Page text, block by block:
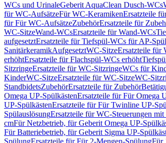
WCs und UrinaleGeberit AquaClean Dusch-WCs
für WC-AufsätzeFür WC-KeramikenErsatzteile
für Für WC-AufsätzeZubehörErsatzteile für
WC-SitzeWand-WCsErsatzteile für Wand-WCs
aufgesetztErsatzteile für Tiefspül-WCs für AP-
SanitärkeramikAufgesetztWC-SitzeErsatzteile für
erhöhtErsatzteile für Flachspül-WCs erhöht
SitzringeErsatzteile für WC-SitzringeWCs für
KinderWC-SitzeErsatzteile für WC-SitzeWC-
StandbidetsZubehörErsatzteile für Zubehör
Omega UP-SpülkästenErsatzteile für Für Omega
UP-SpülkästenErsatzteile für Für Twinline UP-
SpülauslösungErsatzteile für WC-Steuerungen
cmFür Netzbetrieb, für Geberit Omega UP-
Für Batteriebetrieb, für Geberit Sigma UP-
SpülungErsatzteile für Für 2-Mengen-SpülungFür